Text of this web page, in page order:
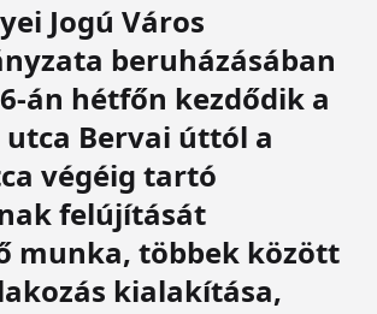
Jogú Város
beruházásában
án hétfőn kezdődik a
utca Bervai úttól a
végéig tartó
felújítását
munka, többek között
kialakítása,